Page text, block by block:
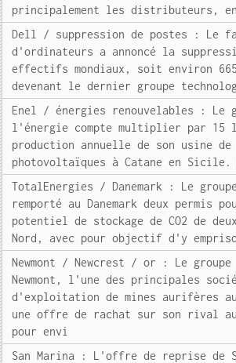
principalement les distributeurs,
Dell / suppression de postes : Le
d'ordinateurs a annoncé la
effectifs mondiaux, soit environ
devenant le dernier groupe
Enel / énergies renouvelables : Le
l'énergie compte multiplier par 15
production annuelle de son usine de
photovoltaïques à Catane en
TotalEnergies / Danemark : Le
remporté au Danemark deux permis
potentiel de stockage de CO2 de
Nord, avec pour objectif d'y
Newmont / Newcrest / or : Le groupe
Newmont, l'une des principales
d'exploitation de mines aurifères
une offre de rachat sur son rival
pour envi
San Marina : L'offre de reprise de